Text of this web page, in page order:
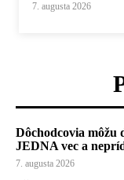
7. augusta 2026
Dôchodcovia môžu
JEDNA vec a
7. augusta 2026